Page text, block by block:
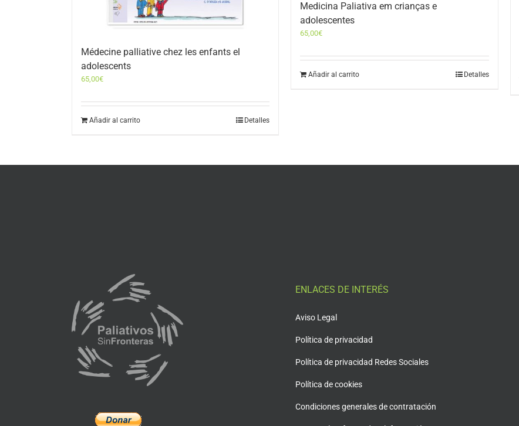
Médecine palliative chez les enfants el
adolescents
65,00€
Añadir al carrito Detalles
Medicina Paliativa em crianças e
adolescentes
65,00€
Añadir al carrito Detalles
ENLACES DE INTERÉS
Aviso Legal
Política de privacidad
Política de privacidad Redes Sociales
Política de cookies
Condiciones generales de contratación